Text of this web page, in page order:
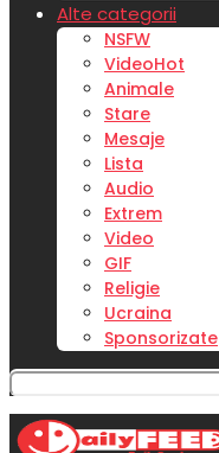
Alte categorii
NSFW
VideoHot
Animale
Stare
Mesaje
Lista
Audio
Extrem
Video
GIF
Religie
Ucraina
Sponsorizate